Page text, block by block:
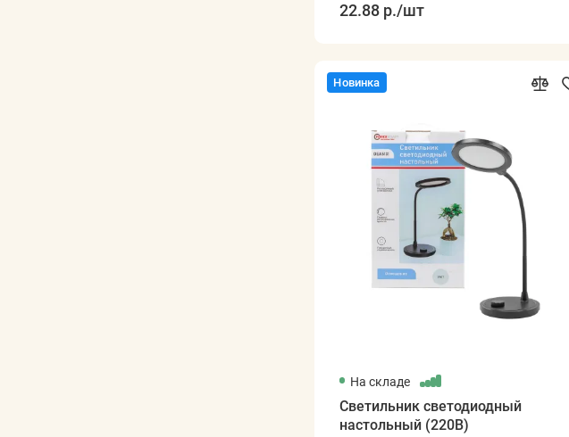
22.88 р./шт
Новинка
На складе
Светильник светодиодный
настольный (220В)